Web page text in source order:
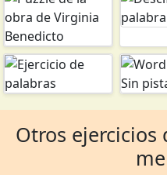
Otros ejercicios